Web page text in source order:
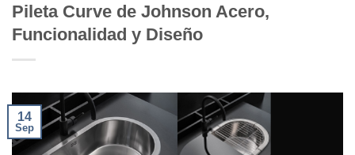
Pileta Curve de Johnson Acero,
Funcionalidad y Diseño
14
Sep